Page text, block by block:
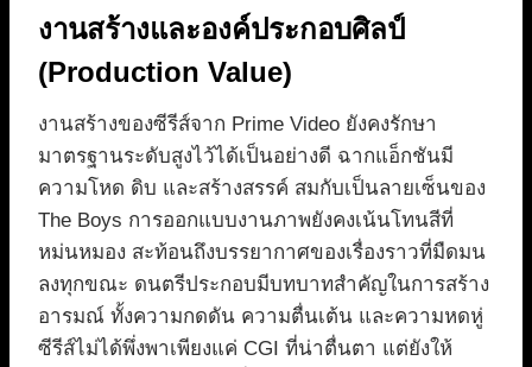
งานสร้างและองค์ประกอบศิลป์
(Production Value)
งานสร้างของซีรีส์จาก Prime Video ยังคงรักษา
มาตรฐานระดับสูงไว้ได้เป็นอย่างดี ฉากแอ็กชันมี
ความโหด ดิบ และสร้างสรรค์ สมกับเป็นลายเซ็นของ
The Boys การออกแบบงานภาพยังคงเน้นโทนสีที่
หม่นหมอง สะท้อนถึงบรรยากาศของเรื่องราวที่มืดมน
ลงทุกขณะ ดนตรีประกอบมีบทบาทสำคัญในการสร้าง
อารมณ์ ทั้งความกดดัน ความตื่นเต้น และความหดหู่
ซีรีส์ไม่ได้พึ่งพาเพียงแค่ CGI ที่น่าตื่นตา แต่ยังให้